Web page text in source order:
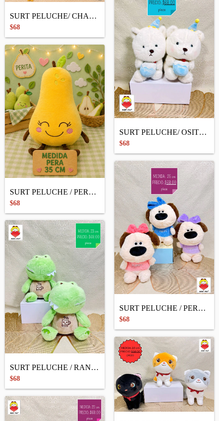
SURT PELUCHE/ CHANGUITO ESTRELLITA
$68
SURT PELUCHE/ OSITO FELIZ
$68
SURT PELUCHE / PERA CON PATITAS
$68
SURT PELUCHE / PERRITA PUPPY
$68
SURT PELUCHE / RANA COFFEE
$68